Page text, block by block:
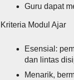
Guru dapat
Kriteria Modul Ajar
Esensial:
dan lintas
Menarik,